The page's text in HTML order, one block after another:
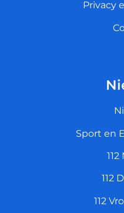
Privacy
Sport en
112
112